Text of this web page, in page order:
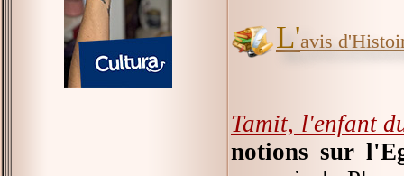
L'avis
Tamit, l'enfant
notions sur